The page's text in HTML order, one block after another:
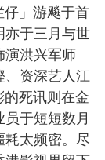
仔」游飚于首
亦于三月与世
演洪兴军师
、资深艺人江
的死讯则在金
于短短数月
耗太频密。尽